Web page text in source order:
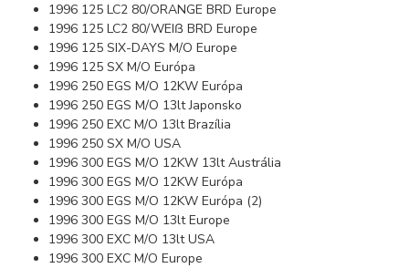
1996 125 LC2 80/ORANGE BRD Europe
1996 125 LC2 80/WEIß BRD Europe
1996 125 SIX-DAYS M/O Europe
1996 125 SX M/O Európa
1996 250 EGS M/O 12KW Európa
1996 250 EGS M/O 13lt Japonsko
1996 250 EXC M/O 13lt Brazília
1996 250 SX M/O USA
1996 300 EGS M/O 12KW 13lt Austrália
1996 300 EGS M/O 12KW Európa
1996 300 EGS M/O 12KW Európa (2)
1996 300 EGS M/O 13lt Europe
1996 300 EXC M/O 13lt USA
1996 300 EXC M/O Europe